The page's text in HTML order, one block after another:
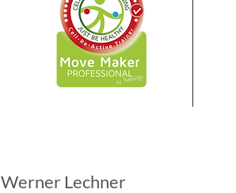
Werner Lechner